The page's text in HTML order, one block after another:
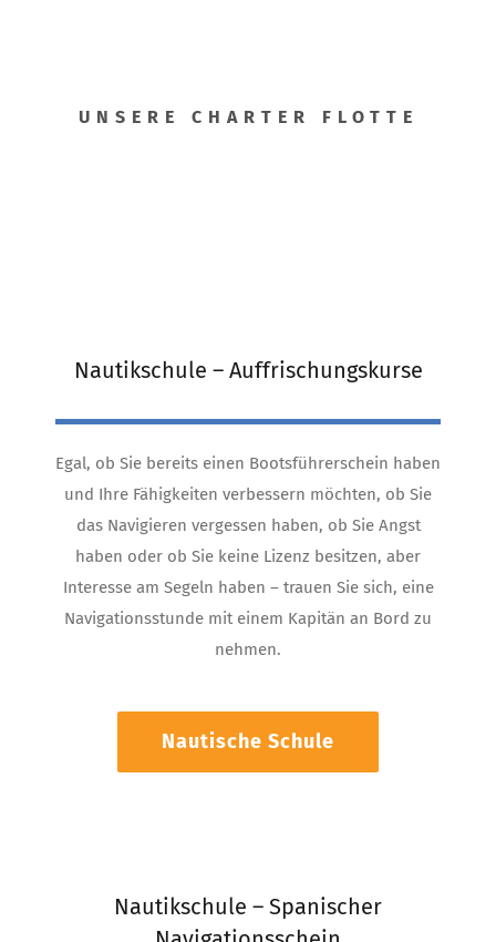
UNSERE CHARTER FLOTTE
Nautikschule – Auffrischungskurse
Egal, ob Sie bereits einen Bootsführerschein haben
und Ihre Fähigkeiten verbessern möchten, ob Sie
das Navigieren vergessen haben, ob Sie Angst
haben oder ob Sie keine Lizenz besitzen, aber
Interesse am Segeln haben – trauen Sie sich, eine
Navigationsstunde mit einem Kapitän an Bord zu
nehmen.
Nautische Schule
Nautikschule – Spanischer